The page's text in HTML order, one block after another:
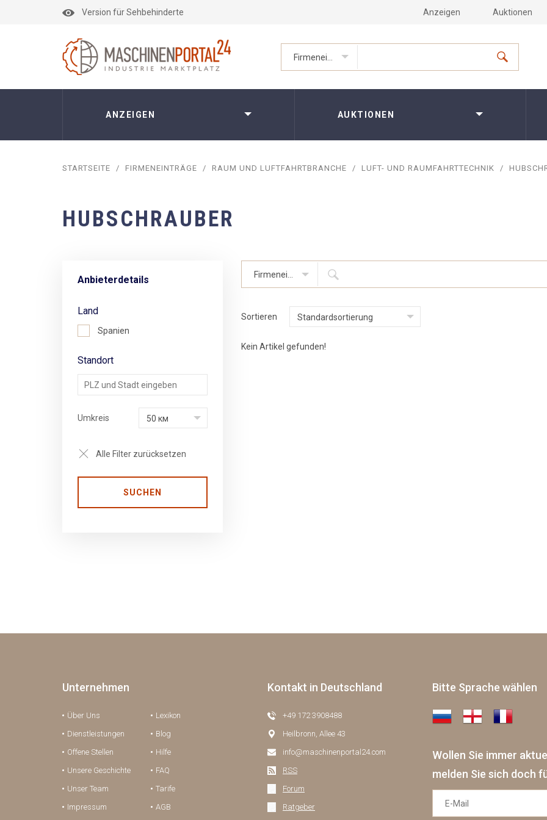
Version für Sehbehinderte Anzeigen Auktionen
ANZEIGEN AUKTIONEN
STARTSEITE / FIRMENEINTRÄGE / RAUM UND LUFTFAHRTBRANCHE / LUFT- UND RAUMFAHRTTECHNIK /
HUBSCHRAUBER
Anbieterdetails
Land
Spanien
Standort
Umkreis 50 км
Alle Filter zurücksetzen
SUCHEN
Sortieren Standardsortierung
Kein Artikel gefunden!
Unternehmen
Über Uns
Dienstleistungen
Offene Stellen
Unsere Geschichte
Unser Team
Impressum
Lexikon
Blog
Hilfe
FAQ
Tarife
AGB
Kontakt in Deutschland
+49 172 3908488
Heilbronn, Allee 43
info@maschinenportal24.сom
RSS
Forum
Ratgeber
Bitte Sprache wählen
Wollen Sie immer
melden Sie sich doch